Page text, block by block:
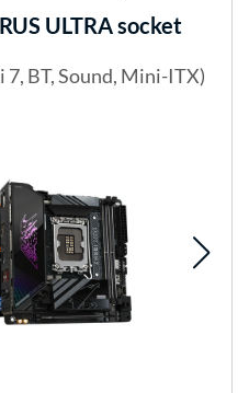
ULTRA socket
BT, Sound, Mini-ITX)